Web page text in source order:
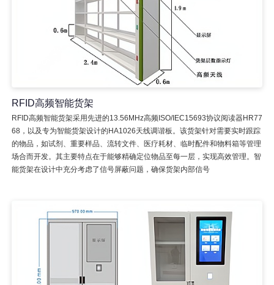
RFID高频智能货架
RFID高频智能货架采用先进的13.56MHz高频ISO/IEC15693协议阅读器HR77
68，以及专为智能货架设计的HA1026天线调谐板。该货架针对需要实时跟踪
的物品，如试剂、重要样品、流转文件、医疗耗材、临时配件和物料箱等管理
场合而开发。其主要特点在于能够精确定位物品至每一层，实现高效管理。智
能货架在设计中充分考虑了信号屏蔽问题，确保货架内部信号